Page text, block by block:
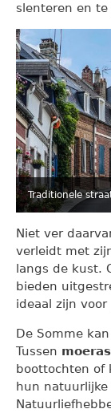
slenteren en
Traditionele
Niet ver
verleidt met
langs de kust.
bieden
ideaal zijn
De Somme
Tussen
boottochten of
hun